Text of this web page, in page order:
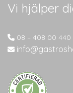
Vi hjälper
08 – 408 00 440